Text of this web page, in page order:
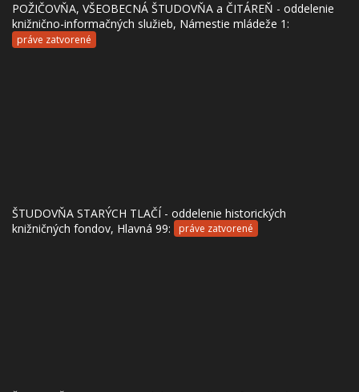
POŽIČOVŇA, VŠEOBECNÁ ŠTUDOVŇA a ČITÁREŇ - oddelenie
knižnično-informačných služieb, Námestie mládeže 1:
práve zatvorené
ŠTUDOVŇA STARÝCH TLAČÍ - oddelenie historických
knižničných fondov, Hlavná 99:
práve zatvorené